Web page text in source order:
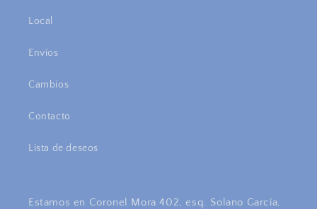
Local
Envíos
Cambios
Contacto
Lista de deseos
Estamos en Coronel Mora 402, esq. Solano García,